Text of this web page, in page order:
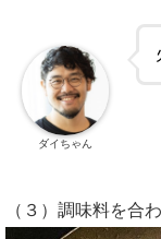
ダイちゃん
（３）調味料を合